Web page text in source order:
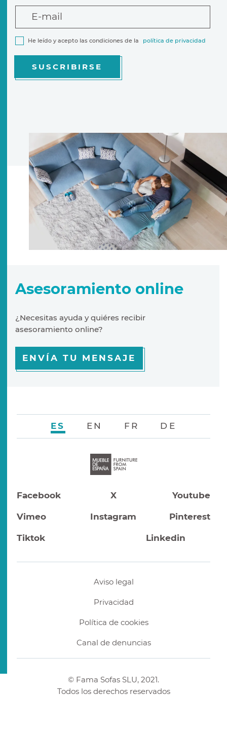
E-mail
He leído y acepto las condiciones de la política de privacidad
SUSCRIBIRSE
Asesoramiento online
¿Necesitas ayuda y quiéres recibir
asesoramiento online?
ENVÍA TU MENSAJE
Facebook X Youtube
Vimeo Instagram Pinterest
Tiktok Linkedin
ES EN FR DE
© Fama Sofas SLU, 2021.
Todos los derechos reservados
Aviso legal
Privacidad
Política de cookies
Canal de denuncias